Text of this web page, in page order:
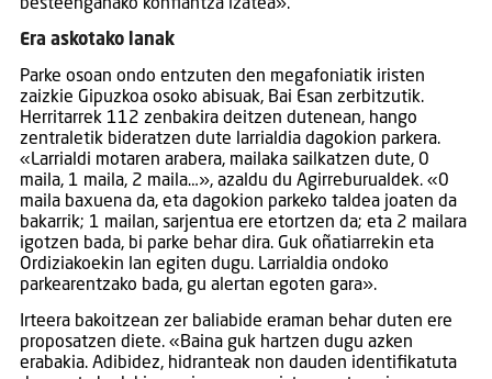
besteenganako konfiantza izatea».
Era askotako lanak
Parke osoan ondo entzuten den megafoniatik iristen
zaizkie Gipuzkoa osoko abisuak, Bai Esan zerbitzutik.
Herritarrek 112 zenbakira deitzen dutenean, hango
zentraletik bideratzen dute larrialdia dagokion parkera.
«Larrialdi motaren arabera, mailaka sailkatzen dute, 0
maila, 1 maila, 2 maila…», azaldu du Agirreburualdek. «0
maila baxuena da, eta dagokion parkeko taldea joaten da
bakarrik; 1 mailan, sarjentua ere etortzen da; eta 2 mailara
igotzen bada, bi parke behar dira. Guk oñatiarrekin eta
Ordiziakoekin lan egiten dugu. Larrialdia ondoko
parkearentzako bada, gu alertan egoten gara».
Irteera bakoitzean zer baliabide eraman behar duten ere
proposatzen diete. «Baina guk hartzen dugu azken
erabakia. Adibidez, hidranteak non dauden identifikatuta